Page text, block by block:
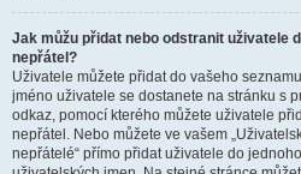
Jak můžu přidat nebo odstranit uživatele
nepřátel?
Uživatele můžete přidat do vašeho
jméno uživatele se dostanete na stránku s
odkaz, pomocí kterého můžete uživatele
nepřátel. Nebo můžete ve vašem
nepřátelé“ přímo přidat uživatele do